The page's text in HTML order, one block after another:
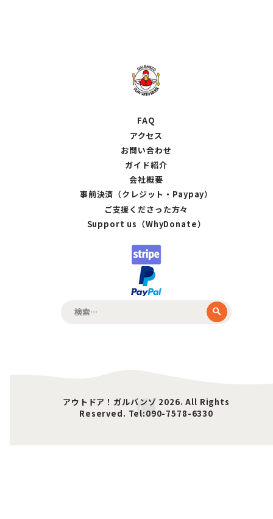
FAQ
アクセス
お問い合わせ
ガイド紹介
会社概要
事前決済（クレジット・Paypay）
ご支援くださった方々
Support us（WhyDonate）
アウトドア！ガルバンゾ 2026. All Rights
Reserved. Tel:090-7578-6330